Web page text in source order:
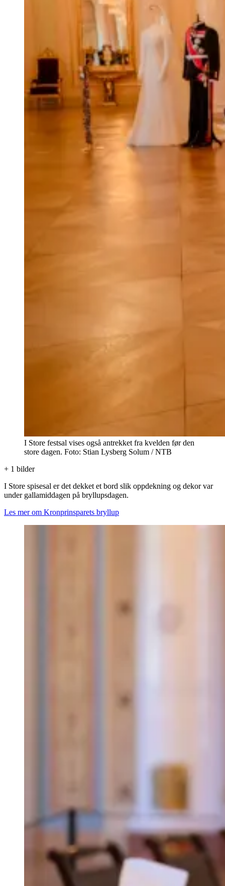
I Store festsal vises også antrekket fra kvelden før den
store dagen. Foto: Stian Lysberg Solum / NTB
+ 1 bilder
I Store spisesal er det dekket et bord slik oppdekning og dekor var
under gallamiddagen på bryllupsdagen.
Les mer om Kronprinsparets bryllup